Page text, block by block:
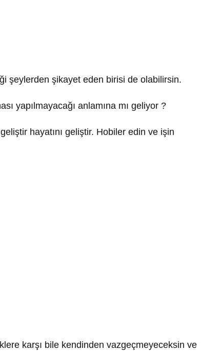
şeylerden şikayet eden birisi de olabilirsin.
yapılmayacağı anlamına mı geliyor ?
hayatını geliştir. Hobiler edin ve işin
karşı bile kendinden vazgeçmeyeceksin ve